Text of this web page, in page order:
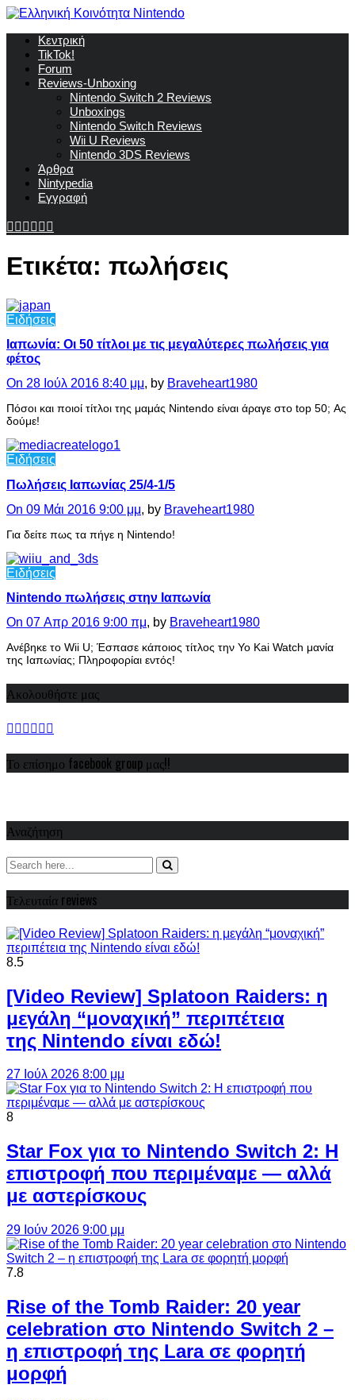
Κεντρική
TikTok!
Forum
Reviews-Unboxing
Nintendo Switch 2 Reviews
Unboxings
Nintendo Switch Reviews
Wii U Reviews
Nintendo 3DS Reviews
Άρθρα
Nintypedia
Εγγραφή
Ετικέτα: πωλήσεις
Ειδήσεις
Ιαπωνία: Οι 50 τίτλοι με τις μεγαλύτερες πωλήσεις για
φέτος
On 28 Ιούλ 2016 8:40 μμ, by Braveheart1980
Πόσοι και ποιοί τίτλοι της μαμάς Nintendo είναι άραγε στο top 50; Ας
δούμε!
Ειδήσεις
Πωλήσεις Ιαπωνίας 25/4-1/5
On 09 Μάι 2016 9:00 μμ, by Braveheart1980
Για δείτε πως τα πήγε η Nintendo!
Ειδήσεις
Nintendo πωλήσεις στην Ιαπωνία
On 07 Απρ 2016 9:00 πμ, by Braveheart1980
Ανέβηκε το Wii U; Έσπασε κάποιος τίτλος την Yo Kai Watch μανία
της Ιαπωνίας; Πληροφορίαι εντός!
Ακολουθήστε μας
Το επίσημο facebook group μας!!
Αναζήτηση
Τελευταία reviews
8.5
[Video Review] Splatoon Raiders: η
μεγάλη “μοναχική” περιπέτεια
της Nintendo είναι εδώ!
27 Ιούλ 2026 8:00 μμ
8
Star Fox για το Nintendo Switch 2: Η
επιστροφή που περιμέναμε — αλλά
με αστερίσκους
29 Ιούν 2026 9:00 μμ
7.8
Rise of the Tomb Raider: 20 year
celebration στο Nintendo Switch 2 –
η επιστροφή της Lara σε φορητή
μορφή